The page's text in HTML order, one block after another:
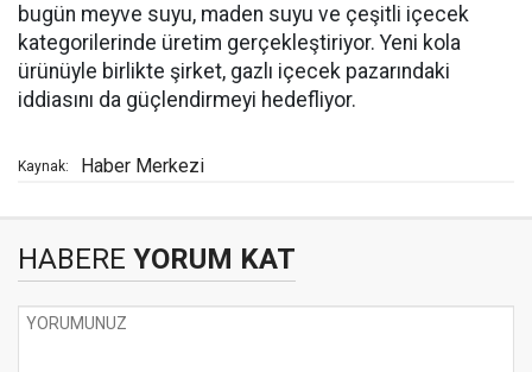
bugün meyve suyu, maden suyu ve çeşitli içecek
kategorilerinde üretim gerçekleştiriyor. Yeni kola
ürünüyle birlikte şirket, gazlı içecek pazarındaki
iddiasını da güçlendirmeyi hedefliyor.
Kaynak: Haber Merkezi
HABERE YORUM KAT